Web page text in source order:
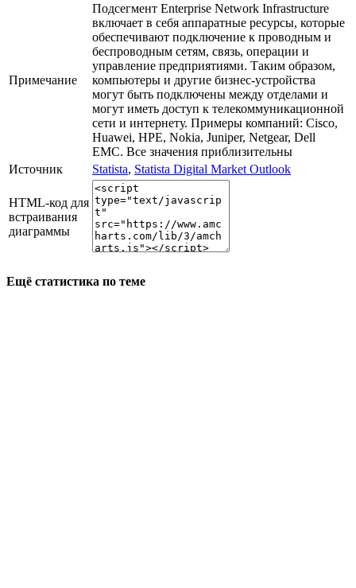
Примечание
Подсегмент Enterprise Network Infrastructure
включает в себя аппаратные ресурсы, которые
обеспечивают подключение к проводным и
беспроводным сетям, связь, операции и
управление предприятиями. Таким образом,
компьютеры и другие бизнес-устройства
могут быть подключены между отделами и
могут иметь доступ к телекоммуникационной
сети и интернету. Примеры компаний: Cisco,
Huawei, HPE, Nokia, Juniper, Netgear, Dell
EMC. Все значения приблизительны
Источник
Statista, Statista Digital Market Outlook
HTML-код для
встраивания
диаграммы
Ещё статистика по теме